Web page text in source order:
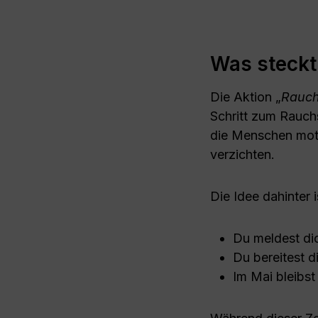
Was steckt
Die Aktion „
Schritt zum
die Menschen
verzichten.
Die Idee dahinter
Du meldest
Du bereitest
Im Mai